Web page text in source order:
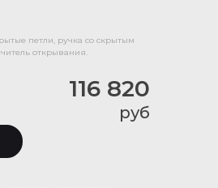
руб
116 820
петли, ручка со скрытым
открывания.